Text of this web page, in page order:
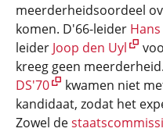
meerderheidsoordeel
komen. D'66-leider
leider Joop den Uyl
kreeg geen meerderheid.
DS'70
kwamen niet
kandidaat, zodat het
Zowel de